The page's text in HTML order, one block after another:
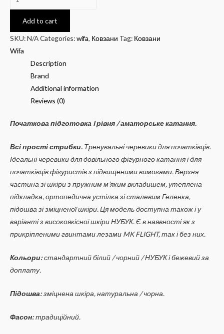
Prima-
quantity
Add to cart
SKU:N/ACategories:wifa, Ковзани Tag: Ковзани
Wifa
Description
Brand
Additional information
Reviews (0)
Початкова підготовка I рівня / аматорське катання.
Всі прості стрибки. Тренувальні черевики для початківців.
Ідеальні черевики для довільного фігурного катання і для
початківців фігуристів з підвищеними вимогами. Верхня
частина зі шкіри з пружним м’яким вкладишем, утеплена
підкладка, ортопедична устілка зі сталевим Геленка,
підошва зі зміцненої шкіри. Ця модель доступна також і у
варіанті з високоякісної шкіри НУБУК. Є в наявності як з
прикріпленими гвинтами лезами MK FLIGHT, так і без них.
Кольори:стандартний білий / чорний / НУБУК і бежевий за
доплату.
Підошва:зміцнена шкіра, натуральна / чорна.
Фасон:традиційний.